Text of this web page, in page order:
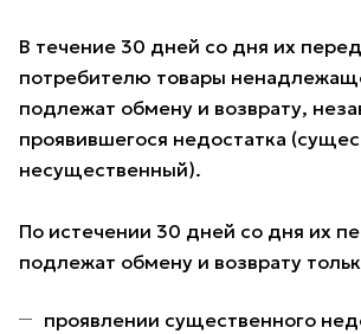
В течение 30 дней со дня их
потребителю товары
подлежат обмену и возврату,
проявившегося недостатка
несущественный).
По истечении 30 дней со дня их
подлежат обмену и возврату
проявлении существенного